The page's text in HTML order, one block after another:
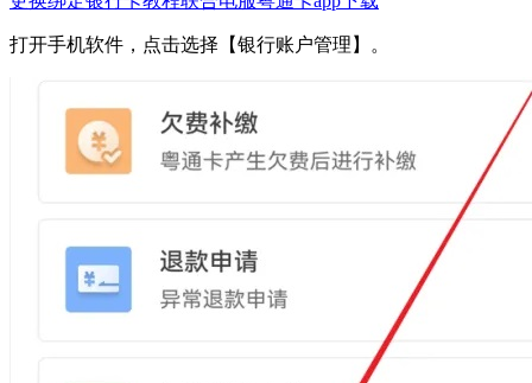
打开手机软件，点击选择【银行账户管理】。